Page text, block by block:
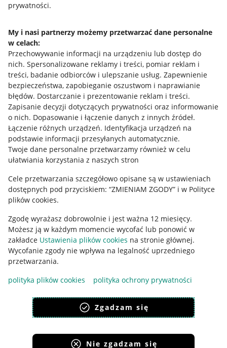
prywatności.
My i nasi partnerzy możemy przetwarzać dane personalne
w celach:
Przechowywanie informacji na urządzeniu lub dostęp do
nich. Spersonalizowane reklamy i treści, pomiar reklam i
treści, badanie odbiorców i ulepszanie usług. Zapewnienie
bezpieczeństwa, zapobieganie oszustwom i naprawianie
błędów. Dostarczanie i prezentowanie reklam i treści.
Zapisanie decyzji dotyczących prywatności oraz informowanie
o nich. Dopasowanie i łączenie danych z innych źródeł.
Łączenie różnych urządzeń. Identyfikacja urządzeń na
podstawie informacji przesyłanych automatycznie.
Twoje dane personalne przetwarzamy również w celu
ułatwiania korzystania z naszych stron
Cele przetwarzania szczegółowo opisane są w ustawieniach
dostępnych pod przyciskiem: “ZMIENIAM ZGODY” i w Polityce
plików cookies.
Zgodę wyrażasz dobrowolnie i jest ważna 12 miesięcy.
Możesz ją w każdym momencie wycofać lub ponowić w
zakładce Ustawienia plików cookies na stronie głównej.
Wycofanie zgody nie wpływa na legalność uprzedniego
przetwarzania.
polityka plików cookies
polityka ochrony prywatności
Zgadzam się
Nie zgadzam się
Jak to działa
Allegro Gadane dla sprzedających
Allegro Gadane dla kupujących
Mapa miejscowości
Informacje prawne
Regulamin
Polityka plików "cookies"
Ustawienia plików "cookies"
Udostępnianie lokalizacji
Informacje dla Aktu o Usługach Cyfrowych
Pobierz aplikację